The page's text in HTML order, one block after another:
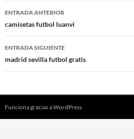
Navegación
de
entradas
ENTRADA ANTERIOR
camisetas futbol luanvi
ENTRADA SIGUIENTE
madrid sevilla futbol gratis
Funciona gracias a WordPress